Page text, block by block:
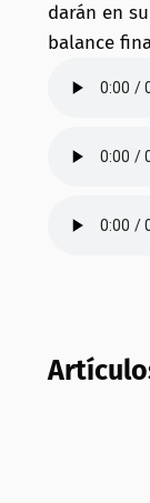
darán en
balance